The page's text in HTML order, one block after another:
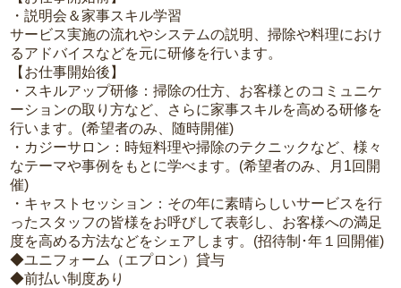
・説明会＆家事スキル学習
サービス実施の流れやシステムの説明、掃除や料理におけ
るアドバイスなどを元に研修を行います。
【お仕事開始後】
・スキルアップ研修：掃除の仕方、お客様とのコミュニケ
ーションの取り方など、さらに家事スキルを高める研修を
行います。(希望者のみ、随時開催)
・カジーサロン：時短料理や掃除のテクニックなど、様々
なテーマや事例をもとに学べます。(希望者のみ、月1回開
催)
・キャストセッション：その年に素晴らしいサービスを行
ったスタッフの皆様をお呼びして表彰し、お客様への満足
度を高める方法などをシェアします。(招待制･年１回開催)
◆ユニフォーム（エプロン）貸与
◆前払い制度あり